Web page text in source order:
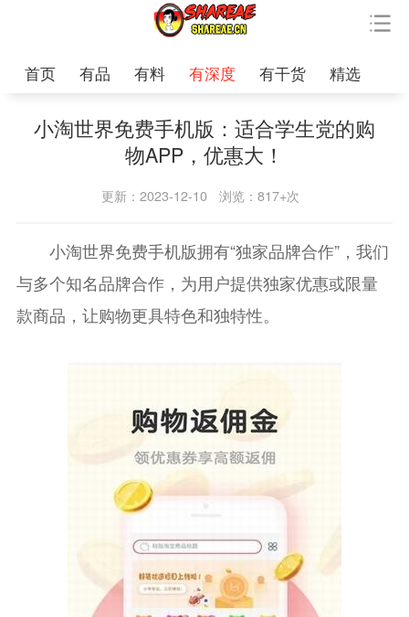
首页 有品 有料 有深度 有干货 精选
小淘世界免费手机版：适合学生党的购
物APP，优惠大！
更新：2023-12-10 浏览：817+次
小淘世界免费手机版拥有“独家品牌合作”，我们
与多个知名品牌合作，为用户提供独家优惠或限量
款商品，让购物更具特色和独特性。